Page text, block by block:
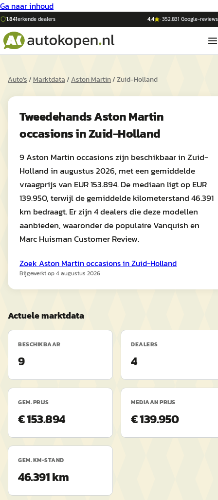
Ga naar inhoud
1.841erkende dealers 4,4 ·352.831 Google-reviews
Auto's/Marktdata/Aston Martin/Zuid-Holland
TweedehandsAston Martin
occasions inZuid-Holland
9 Aston Martin occasions zijn beschikbaar in Zuid-
Holland in augustus 2026, met een gemiddelde
vraagprijs van EUR 153.894. De mediaan ligt op EUR
139.950, terwijl de gemiddelde kilometerstand 46.391
km bedraagt. Er zijn 4 dealers die deze modellen
aanbieden, waaronder de populaire Vanquish en
Marc Huisman Customer Review.
Zoek Aston Martinoccasions inZuid-Holland
Bijgewerkt op4 augustus 2026
Actuele marktdata
BESCHIKBAAR
9
DEALERS
4
GEM. PRIJS
€ 153.894
MEDIAAN PRIJS
€ 139.950
GEM. KM-STAND
46.391 km